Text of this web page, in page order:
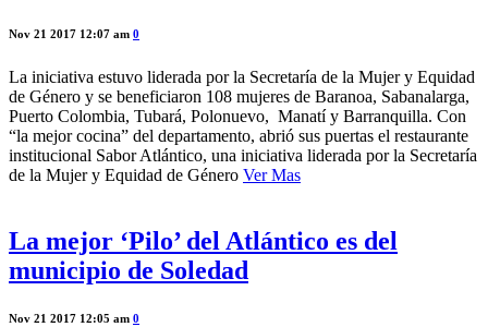
Nov 21 2017 12:07 am 0
La iniciativa estuvo liderada por la Secretaría de la Mujer y Equidad
de Género y se beneficiaron 108 mujeres de Baranoa, Sabanalarga,
Puerto Colombia, Tubará, Polonuevo, Manatí y Barranquilla. Con
“la mejor cocina” del departamento, abrió sus puertas el restaurante
institucional Sabor Atlántico, una iniciativa liderada por la Secretaría
de la Mujer y Equidad de Género Ver Mas
La mejor ‘Pilo’ del Atlántico es del
municipio de Soledad
Nov 21 2017 12:05 am 0